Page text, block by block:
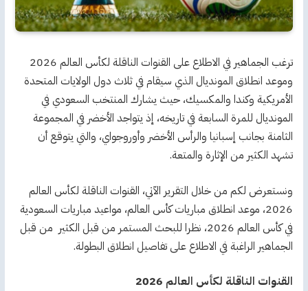
ترغب الجماهير في الاطلاع على القنوات الناقلة لكأس العالم 2026
وموعد انطلاق المونديال الذي سيقام في ثلاث دول الولايات المتحدة
الأمريكية وكندا والمكسيك، حيث يشارك المنتخب السعودي في
المونديال للمرة السابعة في تاريخه، إذ يتواجد الأخضر في المجموعة
الثامنة بجانب إسبانيا والرأس الأخضر وأوروجواي، والتي يتوقع أن
تشهد الكثير من الإثارة والمتعة.
ونستعرض لكم من خلال التقرير الآتي، القنوات الناقلة لكأس العالم
2026، موعد انطلاق مباريات كأس العالم، مواعيد مباريات السعودية
في كأس العالم 2026، نظرا للبحث المستمر من قبل الكثير من قبل
الجماهير الراغبة في الاطلاع على تفاصيل انطلاق البطولة.
القنوات الناقلة لكأس العالم 2026